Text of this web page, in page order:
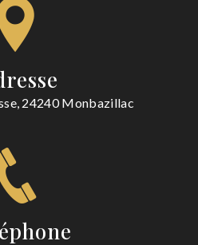
24240 Monbazillac